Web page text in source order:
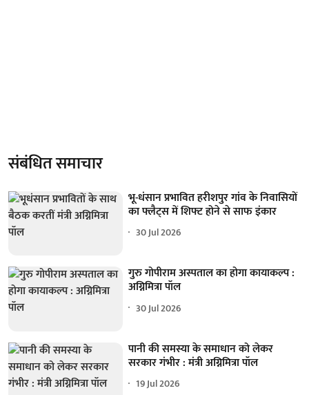
संबंधित समाचार
भू-धंसान प्रभावित हरीशपुर गांव के निवासियों
का फ्लैट्स में शिफ्ट होने से साफ इंकार
30 Jul 2026
गुरु गोपीराम अस्पताल का होगा कायाकल्प :
अग्निमित्रा पॉल
30 Jul 2026
पानी की समस्या के समाधान को लेकर
सरकार गंभीर : मंत्री अग्निमित्रा पॉल
19 Jul 2026